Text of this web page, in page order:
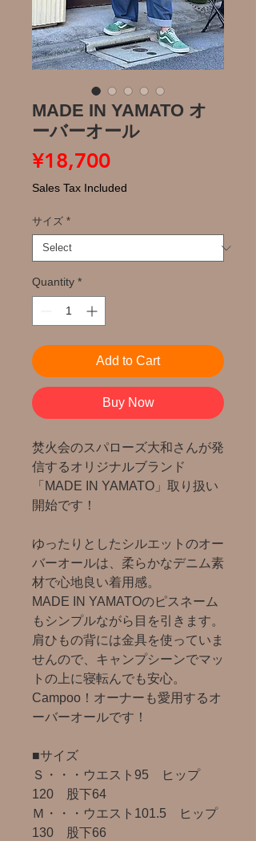
MADE IN YAMATO オ
ーバーオール
¥18,700Price
Sales Tax Included
サイズ *
Quantity *
Add to Cart
Buy Now
焚火会のスパローズ大和さんが発
信するオリジナルブランド
「MADE IN YAMATO」取り扱い
開始です！
ゆったりとしたシルエットのオー
バーオールは、柔らかなデニム素
材で心地良い着用感。
MADE IN YAMATOのピスネーム
もシンプルながら目を引きます。
肩ひもの背には金具を使っていま
せんので、キャンプシーンでマッ
トの上に寝転んでも安心。
Campoo！オーナーも愛用するオ
ーバーオールです！
■サイズ
Ｓ・・・ウエスト95 ヒップ
120 股下64
Ｍ・・・ウエスト101.5 ヒップ
130 股下66